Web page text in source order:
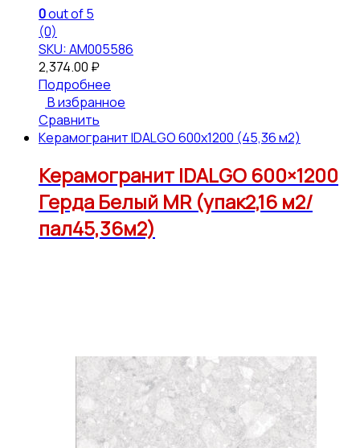
0out of 5
(0)
SKU: АМ005586
2,374.00 ₽
Подробнее
В избранное
Сравнить
Керамогранит IDALGO 600x1200 (45,36 м2)
Керамогранит IDALGO 600×1200
Герда Белый МR (упак2,16 м2/
пал45,36м2)